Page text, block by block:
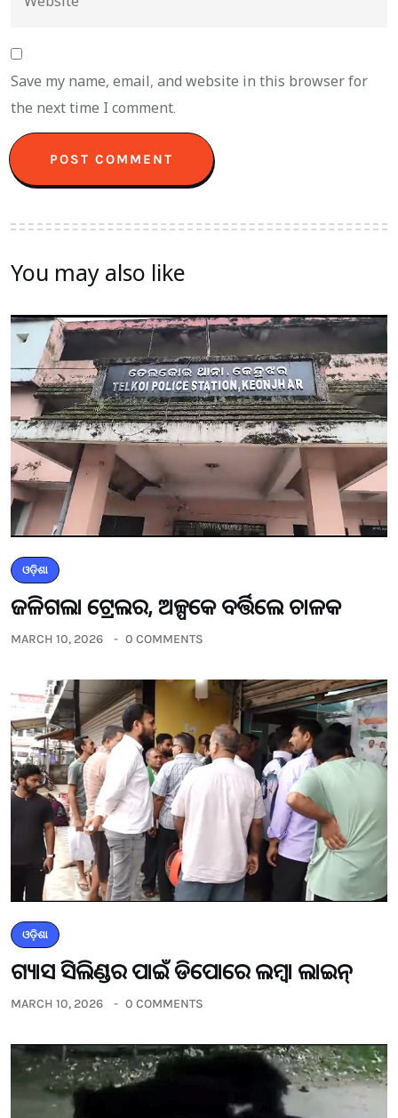
Save my name, email, and website in this browser for
the next time I comment.
You may also like
ଓଡ଼ିଶା
ଜଳିଗଲା ଟ୍ରେଲର, ଅଳ୍ପକେ ବର୍ତ୍ତିଲେ ଚାଳକ
MARCH 10, 2026 0 COMMENTS
ଓଡ଼ିଶା
ଗ୍ୟାସ ସିଲିଣ୍ଡର ପାଇଁ ଡିପୋରେ ଲମ୍ବା ଲାଇନ୍
MARCH 10, 2026 0 COMMENTS